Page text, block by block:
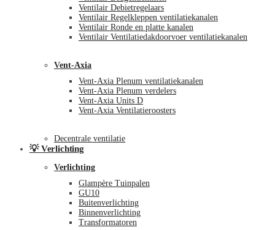
Ventilair Debietregelaars
Ventilair Regelkleppen ventilatiekanalen
Ventilair Ronde en platte kanalen
Ventilair Ventilatiedakdoorvoer ventilatiekanalen
Vent-Axia
Vent-Axia Plenum ventilatiekanalen
Vent-Axia Plenum verdelers
Vent-Axia Units D
Vent-Axia Ventilatieroosters
Decentrale ventilatie
💡 Verlichting
Verlichting
Glampère Tuinpalen
GU10
Buitenverlichting
Binnenverlichting
Transformatoren